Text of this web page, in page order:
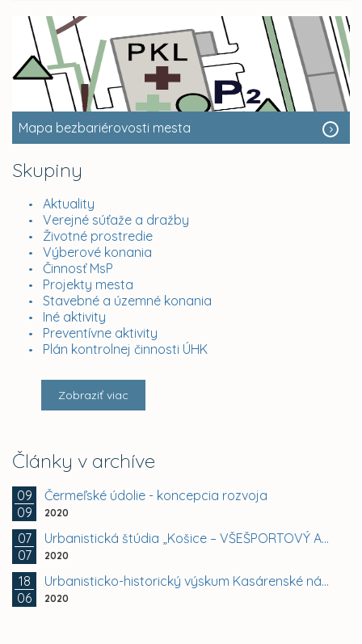
Mapa bezbariérovosti mesta
Skupiny
Aktuality
Verejné súťaže a dražby
Životné prostredie
Výberové konania
Činnosť MsP
Projekty mesta
Stavebné a územné konania
Iné aktivity
Preventívne aktivity
Plán kontrolnej činnosti ÚHK
Zobraziť viac
Články v archíve
09
09
Čermeľské údolie - koncepcia rozvoja
2020
07
07
Urbanistická štúdia „Košice – VŠEŠPORTOVÝ AREÁL A 6....
2020
18
06
Urbanisticko-historický výskum Kasárenské námestie v...
2020